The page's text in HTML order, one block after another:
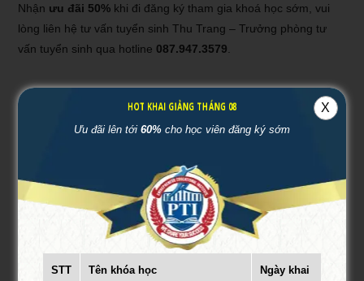
Nhận ưu đãi 50% khi đi đăng ký tham gia khoá học sớm, vui
lòng liên hệ tư vấn tuyển sinh Thu Trang – Trưởng phòng tư
vấn tuyển sinh qua hotline 087.947.3579
4.7/5 - (46 bình chọn)
course_short
LIÊN HỆ ĐĂNG KÝ
Tư Vấn 24/7:Ms. Thu Trang
087.947.3579
X
HOT KHAI GIẢNG THÁNG 08
Ưu đãi lên tới 60% cho học viên đăng ký sớm
STT Tên khóa học
Ngày khai